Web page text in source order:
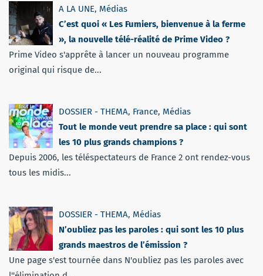
A LA UNE, Médias
C’est quoi « Les Fumiers, bienvenue à la ferme
», la nouvelle télé-réalité de Prime Video ?
Prime Video s'apprête à lancer un nouveau programme
original qui risque de...
DOSSIER - THEMA, France, Médias
Tout le monde veut prendre sa place : qui sont
les 10 plus grands champions ?
Depuis 2006, les téléspectateurs de France 2 ont rendez-vous
tous les midis...
DOSSIER - THEMA, Médias
N’oubliez pas les paroles : qui sont les 10 plus
grands maestros de l’émission ?
Une page s'est tournée dans N'oubliez pas les paroles avec